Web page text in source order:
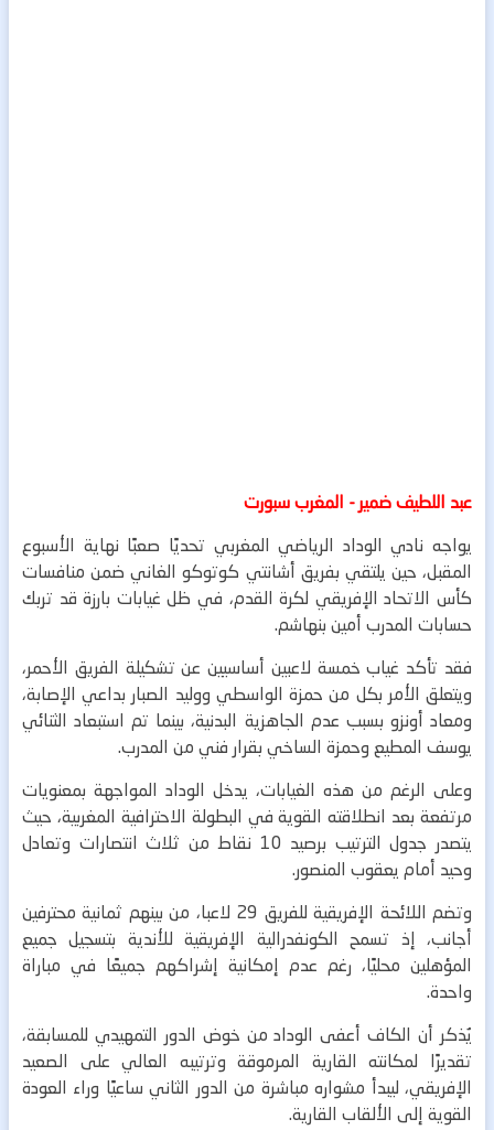
عبد اللطيف ضمير - المغرب سبورت
يواجه نادي الوداد الرياضي المغربي تحديًا صعبًا نهاية الأسبوع
المقبل، حين يلتقي بفريق أشانتي كوتوكو الغاني ضمن منافسات
كأس الاتحاد الإفريقي لكرة القدم، في ظل غيابات بارزة قد تربك
حسابات المدرب أمين بنهاشم.
فقد تأكد غياب خمسة لاعبين أساسيين عن تشكيلة الفريق الأحمر،
ويتعلق الأمر بكل من حمزة الواسطي ووليد الصبار بداعي الإصابة،
ومعاد أونزو بسبب عدم الجاهزية البدنية، بينما تم استبعاد الثنائي
يوسف المطيع وحمزة الساخي بقرار فني من المدرب.
وعلى الرغم من هذه الغيابات، يدخل الوداد المواجهة بمعنويات
مرتفعة بعد انطلاقته القوية في البطولة الاحترافية المغربية، حيث
يتصدر جدول الترتيب برصيد 10 نقاط من ثلاث انتصارات وتعادل
وحيد أمام يعقوب المنصور.
وتضم اللائحة الإفريقية للفريق 29 لاعبا، من بينهم ثمانية محترفين
أجانب، إذ تسمح الكونفدرالية الإفريقية للأندية بتسجيل جميع
المؤهلين محليًا، رغم عدم إمكانية إشراكهم جميعًا في مباراة
واحدة.
يُذكر أن الكاف أعفى الوداد من خوض الدور التمهيدي للمسابقة،
تقديرًا لمكانته القارية المرموقة وترتيبه العالي على الصعيد
الإفريقي، ليبدأ مشواره مباشرة من الدور الثاني ساعيًا وراء العودة
القوية إلى الألقاب القارية.